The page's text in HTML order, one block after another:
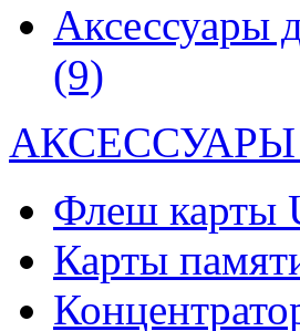
Аксессуары
(9)
Флеш карты
Карты